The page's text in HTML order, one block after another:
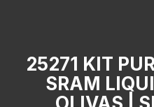
25271 KIT
SRAM